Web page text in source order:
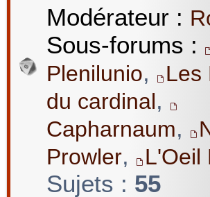
Modérateur :
Sous-forums :
Plenilunio,
Les
du cardinal,
Capharnaum,
Prowler, L'Oeil
Sujets : 55